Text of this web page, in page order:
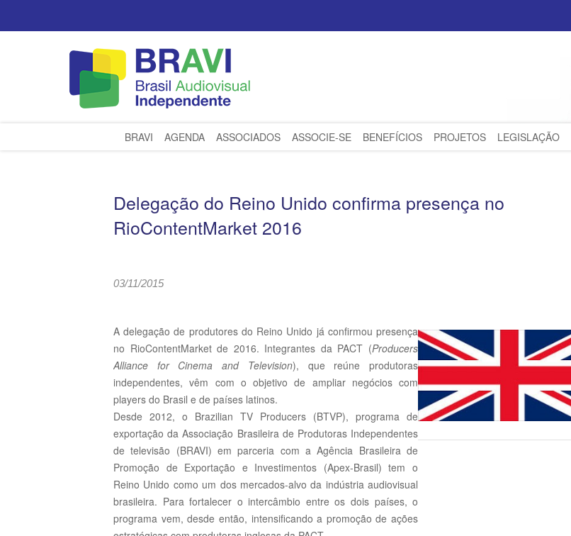
BRAVI AGENDA ASSOCIADOS ASSOCIE-SE BENEFÍCIOS PROJETOS LEGISLAÇÃO
Delegação do Reino Unido confirma presença no
RioContentMarket 2016
03/11/2015
A delegação de produtores do Reino Unido já confirmou presença
no RioContentMarket de 2016. Integrantes da PACT (Producers
Alliance for Cinema and Television), que reúne produtoras
independentes, vêm com o objetivo de ampliar negócios com
players do Brasil e de países latinos.
Desde 2012, o Brazilian TV Producers (BTVP), programa de
exportação da Associação Brasileira de Produtoras Independentes
de televisão (BRAVI) em parceria com a Agência Brasileira de
Promoção de Exportação e Investimentos (Apex-Brasil) tem o
Reino Unido como um dos mercados-alvo da indústria audiovisual
brasileira. Para fortalecer o intercâmbio entre os dois países, o
programa vem, desde então, intensificando a promoção de ações